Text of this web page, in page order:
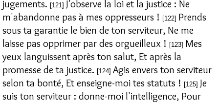
jugements. [121] J'observe la loi et la justice : Ne
m'abandonne pas à mes oppresseurs ! [122] Prends
sous ta garantie le bien de ton serviteur, Ne me
laisse pas opprimer par des orgueilleux ! [123] Mes
yeux languissent après ton salut, Et après la
promesse de ta justice. [124] Agis envers ton serviteur
selon ta bonté, Et enseigne-moi tes statuts ! [125] Je
suis ton serviteur : donne-moi l'intelligence, Pour